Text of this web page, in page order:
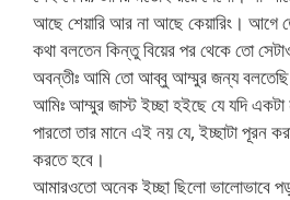
আছে শেয়ারি আর না আছে কেয়ারিং। আগে
কথা বলতেন কিন্তু বিয়ের পর থেকে তো
অবন্তীঃ আমি তো আব্বু আম্মুর জন্য
আমিঃ আম্মুর জাস্ট ইচ্ছা হইছে যে যদি
পারতো তার মানে এই নয় যে, ইচ্ছাটা পূরন
করতে হবে।
আমারওতো অনেক ইচ্ছা ছিলো ভালোভাবে